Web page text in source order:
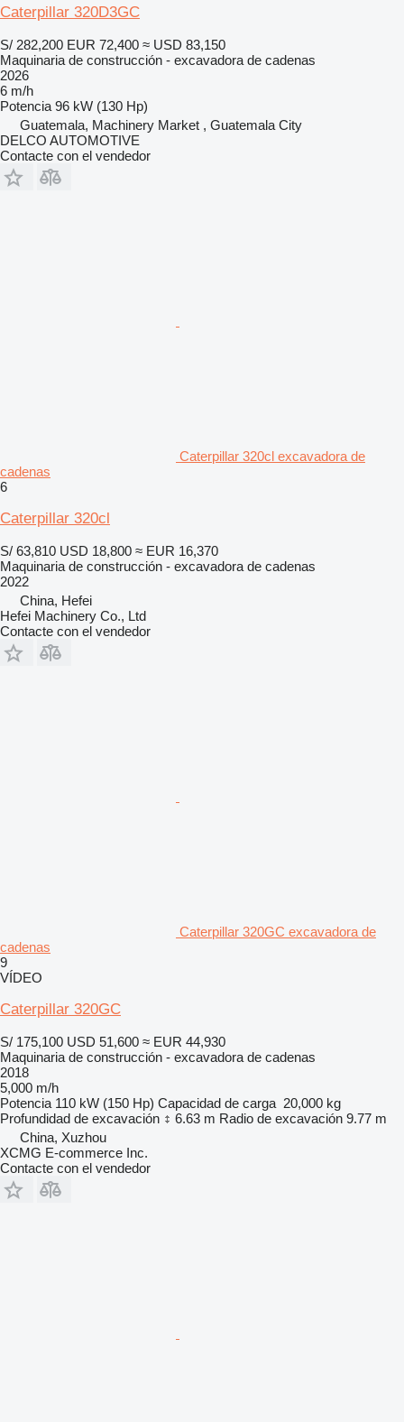
Caterpillar 320D3GC
S/ 282,200 EUR 72,400 ≈ USD 83,150
Maquinaria de construcción - excavadora de cadenas
2026
6 m/h
Potencia 96 kW (130 Hp)
Guatemala, Machinery Market , Guatemala City
DELCO AUTOMOTIVE
Contacte con el vendedor
Caterpillar 320cl excavadora de
cadenas
6
Caterpillar 320cl
S/ 63,810 USD 18,800 ≈ EUR 16,370
Maquinaria de construcción - excavadora de cadenas
2022
China, Hefei
Hefei Machinery Co., Ltd
Contacte con el vendedor
Caterpillar 320GC excavadora de
cadenas
9
VÍDEO
Caterpillar 320GC
S/ 175,100 USD 51,600 ≈ EUR 44,930
Maquinaria de construcción - excavadora de cadenas
2018
5,000 m/h
Potencia 110 kW (150 Hp) Capacidad de carga 20,000 kg
Profundidad de excavación
6.63 m Radio de excavación 9.77 m
China, Xuzhou
XCMG E-commerce Inc.
Contacte con el vendedor